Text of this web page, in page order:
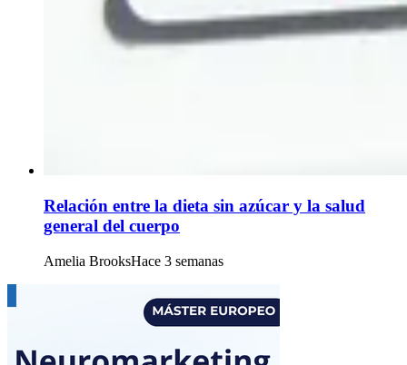
Relación entre la dieta sin azúcar y la salud
general del cuerpo
Amelia BrooksHace 3 semanas